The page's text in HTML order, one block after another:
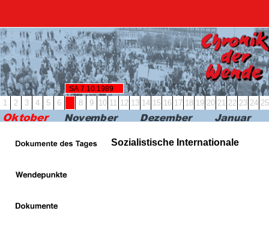
SA 7.10.1989
1 2 3 4 5 6 8 9 10 11 12 13 14 15 16 17 18 19 20 21 22 23 24 25
Sozialistische Internationale